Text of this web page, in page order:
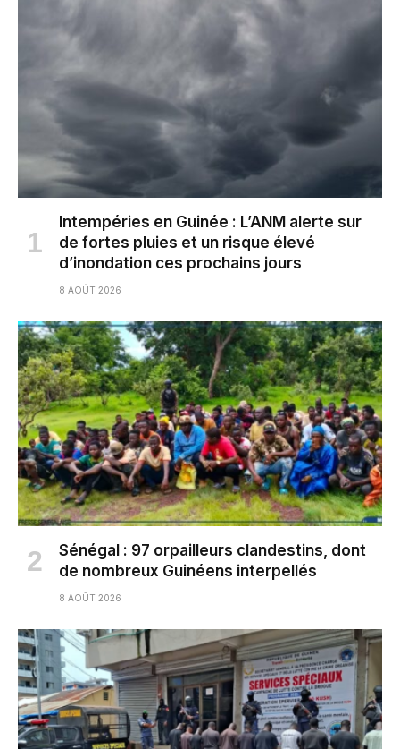
Intempéries en Guinée : L’ANM alerte sur
de fortes pluies et un risque élevé
d’inondation ces prochains jours
8 AOÛT 2026
Sénégal : 97 orpailleurs clandestins, dont
de nombreux Guinéens interpellés
8 AOÛT 2026